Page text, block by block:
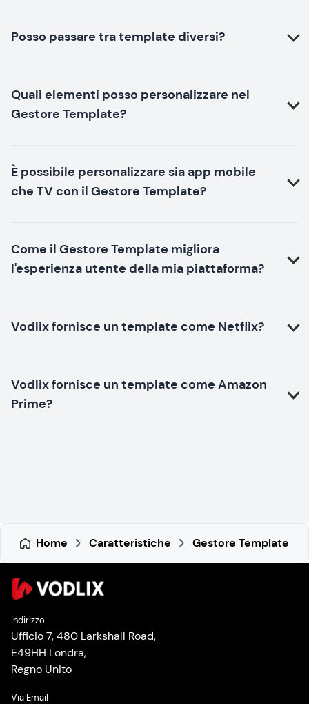
Posso passare tra template diversi?
Quali elementi posso personalizzare nel
Gestore Template?
È possibile personalizzare sia app mobile
che TV con il Gestore Template?
Come il Gestore Template migliora
l'esperienza utente della mia piattaforma?
Vodlix fornisce un template come Netflix?
Vodlix fornisce un template come Amazon
Prime?
Home Caratteristiche Gestore Template
Indirizzo
Ufficio 7, 480 Larkshall Road,
E49HH Londra,
Regno Unito
Via Email